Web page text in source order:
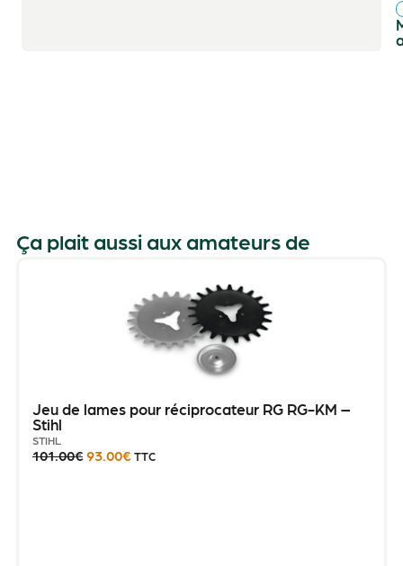
Ça plait aussi aux amateurs de
Jeu de lames pour réciprocateur RG RG-KM –
Stihl
STIHL
101.00€ 93.00€ TTC